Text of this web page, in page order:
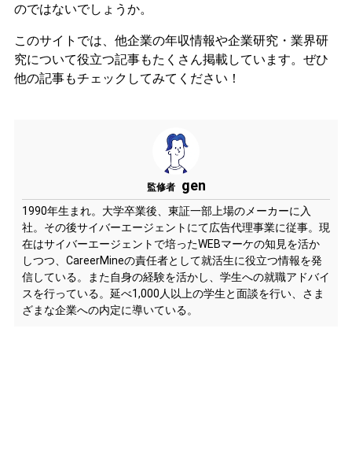
のではないでしょうか。
このサイトでは、他企業の年収情報や企業研究・業界研
究について役立つ記事もたくさん掲載しています。ぜひ
他の記事もチェックしてみてください！
監修者 gen
1990年生まれ。大学卒業後、東証一部上場のメーカーに入
社。その後サイバーエージェントにて広告代理事業に従事。現
在はサイバーエージェントで培ったWEBマーケの知見を活か
しつつ、CareerMineの責任者として就活生に役立つ情報を発
信している。また自身の経験を活かし、学生への就職アドバイ
スを行っている。延べ1,000人以上の学生と面談を行い、さま
ざまな企業への内定に導いている。